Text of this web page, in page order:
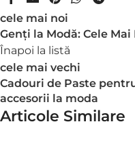
cele mai noi
Genți la Modă: Cele
Înapoi la listă
cele mai vechi
Cadouri de Paste
accesorii la moda
Articole Similare